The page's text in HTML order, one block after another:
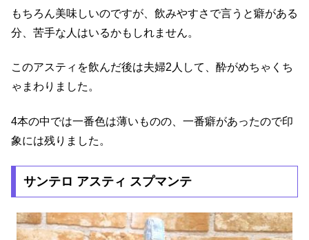
もちろん美味しいのですが、飲みやすさで言うと癖がある
分、苦手な人はいるかもしれません。
このアスティを飲んだ後は夫婦2人して、酔がめちゃくち
ゃまわりました。
4本の中では一番色は薄いものの、一番癖があったので印
象には残りました。
サンテロ アスティ スプマンテ